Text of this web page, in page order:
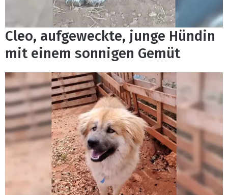
Cleo, aufgeweckte, junge Hündin
mit einem sonnigen Gemüt